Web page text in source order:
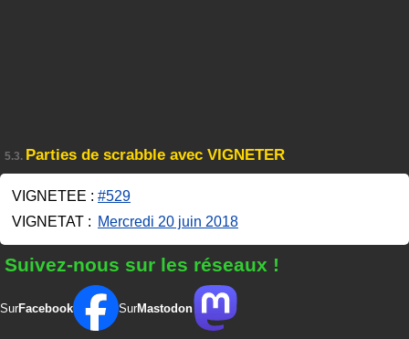
5.3. Parties de scrabble avec VIGNETER
VIGNETEE : #529
VIGNETAT : Mercredi 20 juin 2018
Suivez-nous sur les réseaux !
SurFacebook SurMastodon